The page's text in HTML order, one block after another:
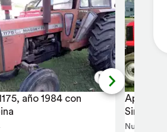
año 1984 con
Apache
Simple
Nuevo